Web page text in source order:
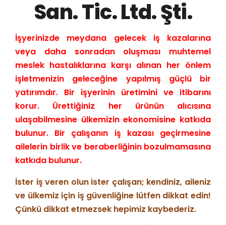
San. Tic. Ltd. Şti.
İşyerinizde meydana gelecek iş kazalarına
veya daha sonradan oluşması muhtemel
meslek hastalıklarına karşı alınan her önlem
işletmenizin geleceğine yapılmış güçlü bir
yatırımdır. Bir işyerinin üretimini ve itibarını
korur. Ürettiğiniz her ürünün alıcısına
ulaşabilmesine ülkemizin ekonomisine katkıda
bulunur. Bir çalışanın iş kazası geçirmesine
ailelerin birlik ve beraberliğinin bozulmamasına
katkıda bulunur.
İster iş veren olun ister çalışan; kendiniz, aileniz
ve ülkemiz için iş güvenliğine lütfen dikkat edin!
Çünkü dikkat etmezsek hepimiz kaybederiz.